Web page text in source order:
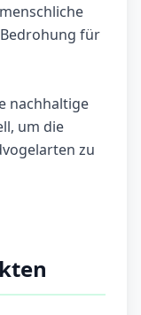
für
nachhaltige
um die
zu